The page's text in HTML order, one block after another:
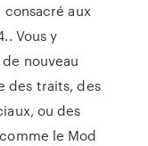
aux
Vous y
nouveau
des traits, des
ou des
le Mod